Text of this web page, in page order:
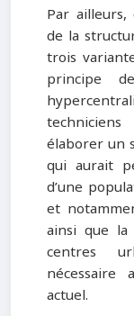
Par
de la
trois
principe
élaborer un
qui aurait
d’une
et
ainsi que la
centres
actuel.